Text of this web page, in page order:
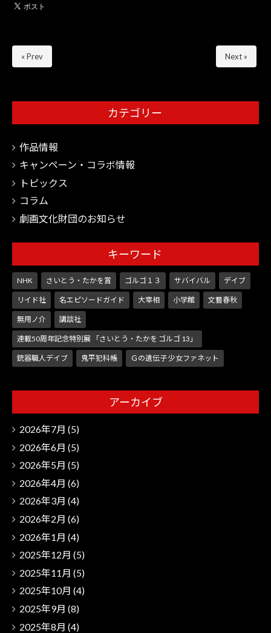
« Prev Next »
カテゴリー
作品情報
キャンペーン・コラボ情報
トピックス
コラム
劇画文化財団のお知らせ
キーワード
NHK さいとう・たかを賞 ゴルゴ１３ サバイバル デイブ
リイド社 名エピソードガイド 大宰相 小学館 文藝春秋
無用ノ介 講談社
連載50周年記念特別展 「さいとう・たかを ゴルゴ 13」
銃器職人デイブ 鬼平犯科帳 Ｇの遺伝子 少女ファネット
アーカイブ
2026年7月 (5)
2026年6月 (5)
2026年5月 (5)
2026年4月 (6)
2026年3月 (4)
2026年2月 (6)
2026年1月 (4)
2025年12月 (5)
2025年11月 (5)
2025年10月 (4)
2025年9月 (8)
2025年8月 (4)